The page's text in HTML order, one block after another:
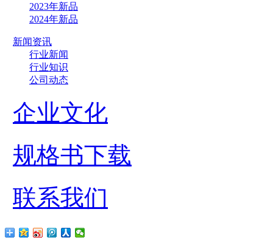
2023年新品
2024年新品
新闻资讯
行业新闻
行业知识
公司动态
企业文化
规格书下载
联系我们